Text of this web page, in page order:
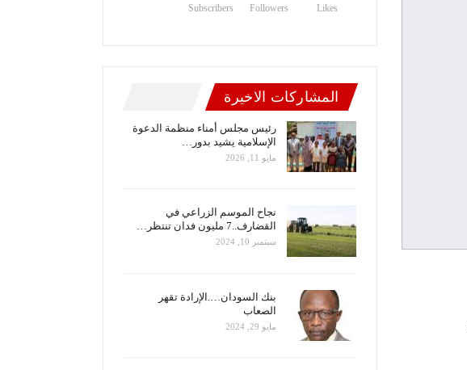
Likes
Followers
Subscribers
المشاركات الاخيرة
رئيس مجلس أمناء منظمة الدعوة
الإسلامية يشيد بدور…
مايو 11, 2026
نجاح الموسم الزراعي في
القضارف..7 مليون فدان تنتظر…
سبتمبر 10, 2024
بنك السودان….الإرادة تقهر
الصعاب
مايو 29, 2024